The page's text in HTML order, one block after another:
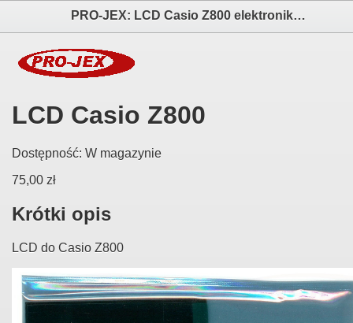
PRO-JEX: LCD Casio Z800 elektronika i akcesoria aparatów fotograficznych
LCD Casio Z800
Dostępność: W magazynie
75,00 zł
Krótki opis
LCD do Casio Z800